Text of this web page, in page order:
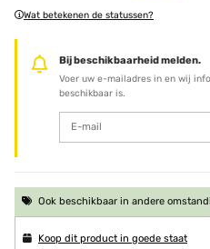
Wat betekenen de statussen?
Bij beschikbaarheid melden.
Voer uw e-mailadres in en wij
beschikbaar is.
Ook beschikbaar in andere
Koop dit product in goede staat